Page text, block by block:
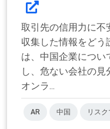
取引先の信用力に不
収集した情報をどう
は、中国企業につい
し、危ない会社の見
オンラ...
AR 中国 リス